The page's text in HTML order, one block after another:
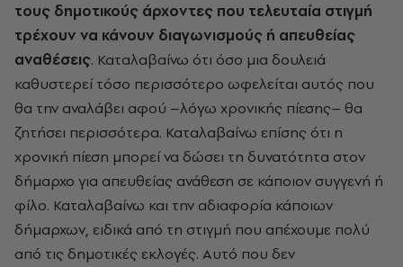
τους δημοτικούς άρχοντες που τελευταία στιγμή
τρέχουν να κάνουν διαγωνισμούς ή απευθείας
αναθέσεις. Καταλαβαίνω ότι όσο μια δουλειά
καθυστερεί τόσο περισσότερο ωφελείται αυτός που
θα την αναλάβει αφού –λόγω χρονικής πίεσης– θα
ζητήσει περισσότερα. Καταλαβαίνω επίσης ότι η
χρονική πίεση μπορεί να δώσει τη δυνατότητα στον
δήμαρχο για απευθείας ανάθεση σε κάποιον συγγενή ή
φίλο. Καταλαβαίνω και την αδιαφορία κάποιων
δήμαρχων, ειδικά από τη στιγμή που απέχουμε πολύ
από τις δημοτικές εκλογές. Αυτό που δεν